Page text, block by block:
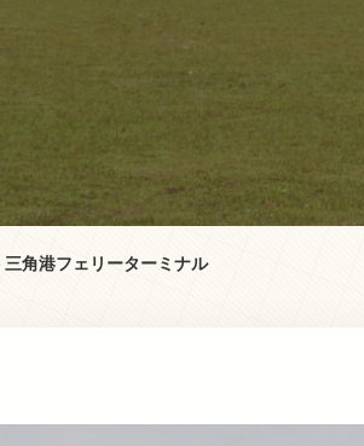
角港フェリーターミナル